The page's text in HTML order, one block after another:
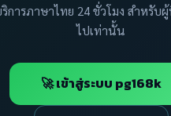
ริการภาษาไทย 24 ชั่วโมง สำหรับ
ไปเท่านั้น
🚀 เข้าสู่ระบบ pg168k